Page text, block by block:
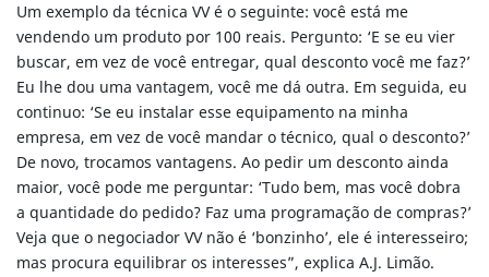
Um exemplo da técnica VV é o seguinte: você está me
vendendo um produto por 100 reais. Pergunto: ‘E se eu vier
buscar, em vez de você entregar, qual desconto você me faz?’
Eu lhe dou uma vantagem, você me dá outra. Em seguida, eu
continuo: ‘Se eu instalar esse equipamento na minha
empresa, em vez de você mandar o técnico, qual o desconto?’
De novo, trocamos vantagens. Ao pedir um desconto ainda
maior, você pode me perguntar: ‘Tudo bem, mas você dobra
a quantidade do pedido? Faz uma programação de compras?’
Veja que o negociador VV não é ‘bonzinho’, ele é interesseiro;
mas procura equilibrar os interesses”, explica A.J. Limão.